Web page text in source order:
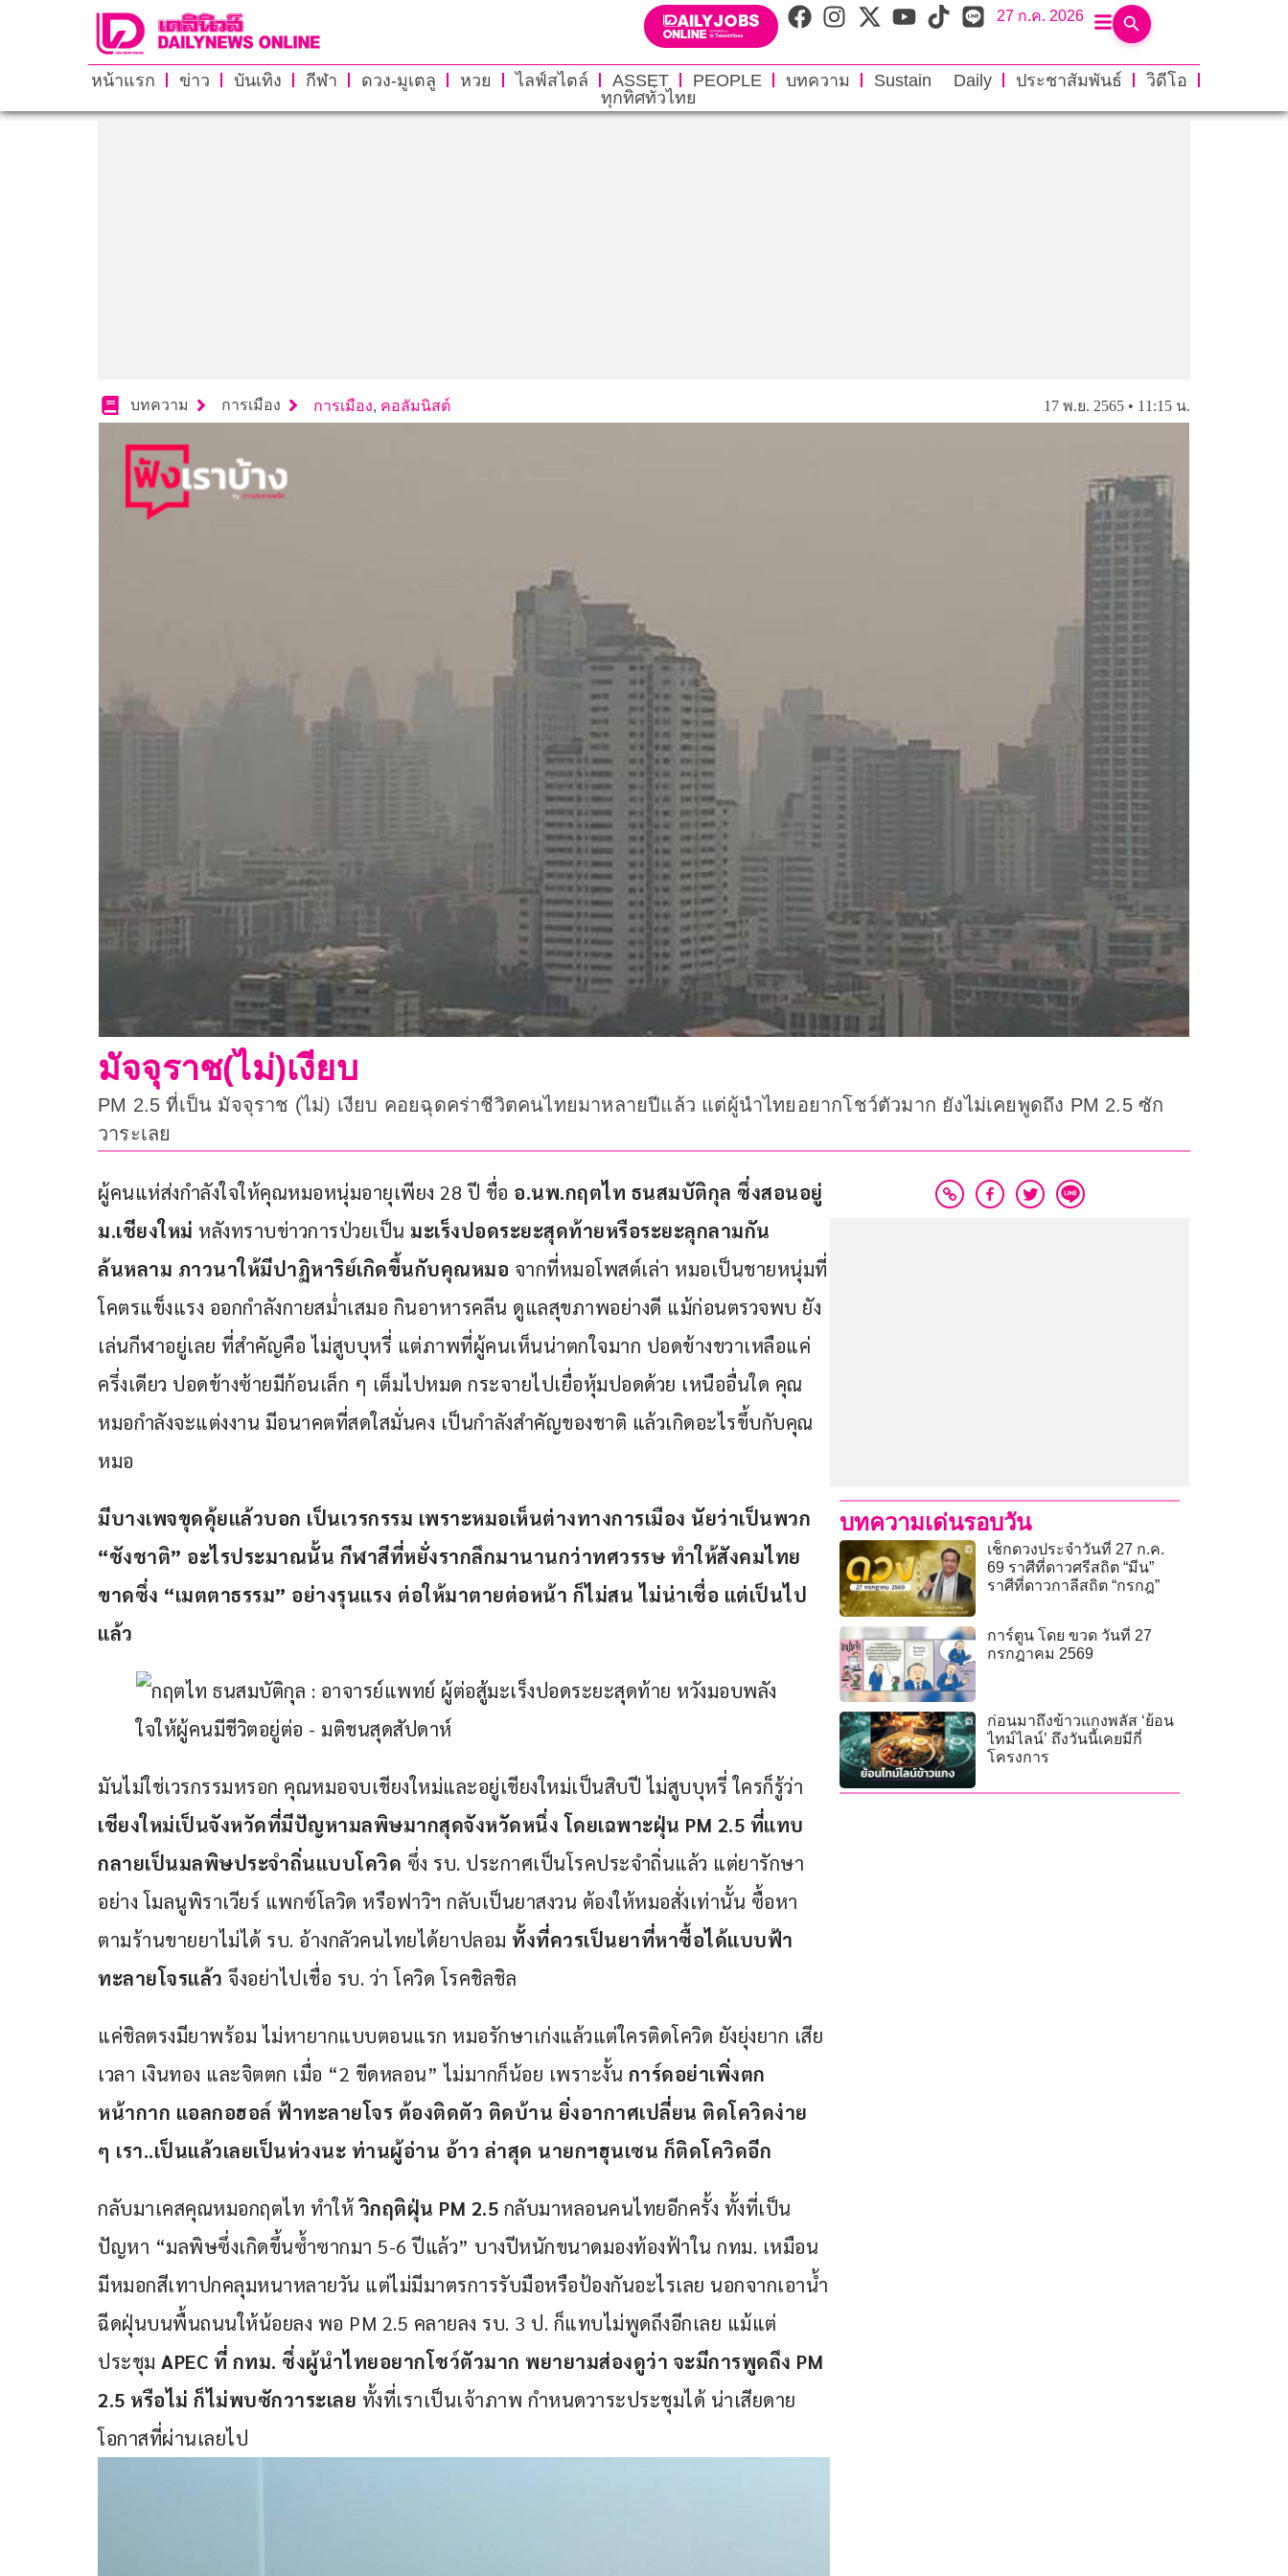
27 ก.ค. 2026
หน้าแรก ข่าว บันเทิง กีฬา ดวง-มูเตลู หวย ไลฟ์สไตล์ ASSET PEOPLE บทความ Sustain Daily ประชาสัมพันธ์
วิดีโอ
ทุกทิศทั่วไทย
บทความ การเมือง การเมือง, คอลัมนิสต์ 17 พ.ย. 2565 • 11:15 น.
มัจจุราช(ไม่)เงียบ
PM 2.5 ที่เป็น มัจจุราช (ไม่) เงียบ คอยฉุดคร่าชีวิตคนไทยมาหลายปีแล้ว แต่ผู้นำไทยอยากโชว์ตัวมาก ยังไม่เคยพูดถึง PM 2.5 ซัก
วาระเลย
ผู้คนแห่ส่งกำลังใจให้คุณหมอหนุ่มอายุเพียง 28 ปี ชื่อ อ.นพ.กฤตไท ธนสมบัติกุล ซึ่งสอนอยู่
ม.เชียงใหม่ หลังทราบข่าวการป่วยเป็น มะเร็งปอดระยะสุดท้ายหรือระยะลุกลามกัน
ล้นหลาม ภาวนาให้มีปาฏิหาริย์เกิดขึ้นกับคุณหมอ จากที่หมอโพสต์เล่า หมอเป็นชายหนุ่มที่
โคตรแข็งแรง ออกกำลังกายสม่ำเสมอ กินอาหารคลีน ดูแลสุขภาพอย่างดี แม้ก่อนตรวจพบ ยัง
เล่นกีฬาอยู่เลย ที่สำคัญคือ ไม่สูบบุหรี่ แต่ภาพที่ผู้คนเห็นน่าตกใจมาก ปอดข้างขวาเหลือแค่
ครึ่งเดียว ปอดข้างซ้ายมีก้อนเล็ก ๆ เต็มไปหมด กระจายไปเยื่อหุ้มปอดด้วย เหนืออื่นใด คุณ
หมอกำลังจะแต่งงาน มีอนาคตที่สดใสมั่นคง เป็นกำลังสำคัญของชาติ แล้วเกิดอะไรขึ้บกับคุณ
หมอ
มีบางเพจขุดคุ้ยแล้วบอก เป็นเวรกรรม เพราะหมอเห็นต่างทางการเมือง นัยว่าเป็นพวก
“ชังชาติ” อะไรประมาณนั้น กีฬาสีที่หยั่งรากลึกมานานกว่าทศวรรษ ทำให้สังคมไทย
ขาดซึ่ง “เมตตาธรรม” อย่างรุนแรง ต่อให้มาตายต่อหน้า ก็ไม่สน ไม่น่าเชื่อ แต่เป็นไป
แล้ว
มันไม่ใช่เวรกรรมหรอก คุณหมอจบเชียงใหม่และอยู่เชียงใหม่เป็นสิบปี ไม่สูบบุหรี่ ใครก็รู้ว่า
เชียงใหม่เป็นจังหวัดที่มีปัญหามลพิษมากสุดจังหวัดหนึ่ง โดยเฉพาะฝุ่น PM 2.5 ที่แทบ
กลายเป็นมลพิษประจำถิ่นแบบโควิด ซึ่ง รบ. ประกาศเป็นโรคประจำถิ่นแล้ว แต่ยารักษา
อย่าง โมลนูพิราเวียร์ แพกซ์โลวิด หรือฟาวิฯ กลับเป็นยาสงวน ต้องให้หมอสั่งเท่านั้น ซื้อหา
ตามร้านขายยาไม่ได้ รบ. อ้างกลัวคนไทยได้ยาปลอม ทั้งที่ควรเป็นยาที่หาซื้อได้แบบฟ้า
ทะลายโจรแล้ว จึงอย่าไปเชื่อ รบ. ว่า โควิด โรคชิลชิล
แค่ชิลตรงมียาพร้อม ไม่หายากแบบตอนแรก หมอรักษาเก่งแล้วแต่ใครติดโควิด ยังยุ่งยาก เสีย
เวลา เงินทอง และจิตตก เมื่อ “2 ขีดหลอน” ไม่มากก็น้อย เพราะงั้น การ์ดอย่าเพิ่งตก
หน้ากาก แอลกอฮอล์ ฟ้าทะลายโจร ต้องติดตัว ติดบ้าน ยิ่งอากาศเปลี่ยน ติดโควิดง่าย
ๆ เรา..เป็นแล้วเลยเป็นห่วงนะ ท่านผู้อ่าน อ้าว ล่าสุด นายกฯฮุนเซน ก็ติดโควิดอีก
กลับมาเคสคุณหมอกฤตไท ทำให้ วิกฤติฝุ่น PM 2.5 กลับมาหลอนคนไทยอีกครั้ง ทั้งที่เป็น
ปัญหา “มลพิษซึ่งเกิดขึ้นซ้ำซากมา 5-6 ปีแล้ว” บางปีหนักขนาดมองท้องฟ้าใน กทม. เหมือน
มีหมอกสีเทาปกคลุมหนาหลายวัน แต่ไม่มีมาตรการรับมือหรือป้องกันอะไรเลย นอกจากเอาน้ำ
ฉีดฝุ่นบนพื้นถนนให้น้อยลง พอ PM 2.5 คลายลง รบ. 3 ป. ก็แทบไม่พูดถึงอีกเลย แม้แต่
ประชุม APEC ที่ กทม. ซึ่งผู้นำไทยอยากโชว์ตัวมาก พยายามส่องดูว่า จะมีการพูดถึง PM
2.5 หรือไม่ ก็ไม่พบซักวาระเลย ทั้งที่เราเป็นเจ้าภาพ กำหนดวาระประชุมได้ น่าเสียดาย
โอกาสที่ผ่านเลยไป
บทความเด่นรอบวัน
เช็กดวงประจำวันที่ 27 ก.ค.
69 ราศีที่ดาวศรีสถิต “มีน”
ราศีที่ดาวกาลีสถิต “กรกฎ”
การ์ตูน โดย ขวด วันที่ 27
กรกฎาคม 2569
ก่อนมาถึงข้าวแกงพลัส ‘ย้อน
ไทม์ไลน์’ ถึงวันนี้เคยมีกี่
โครงการ